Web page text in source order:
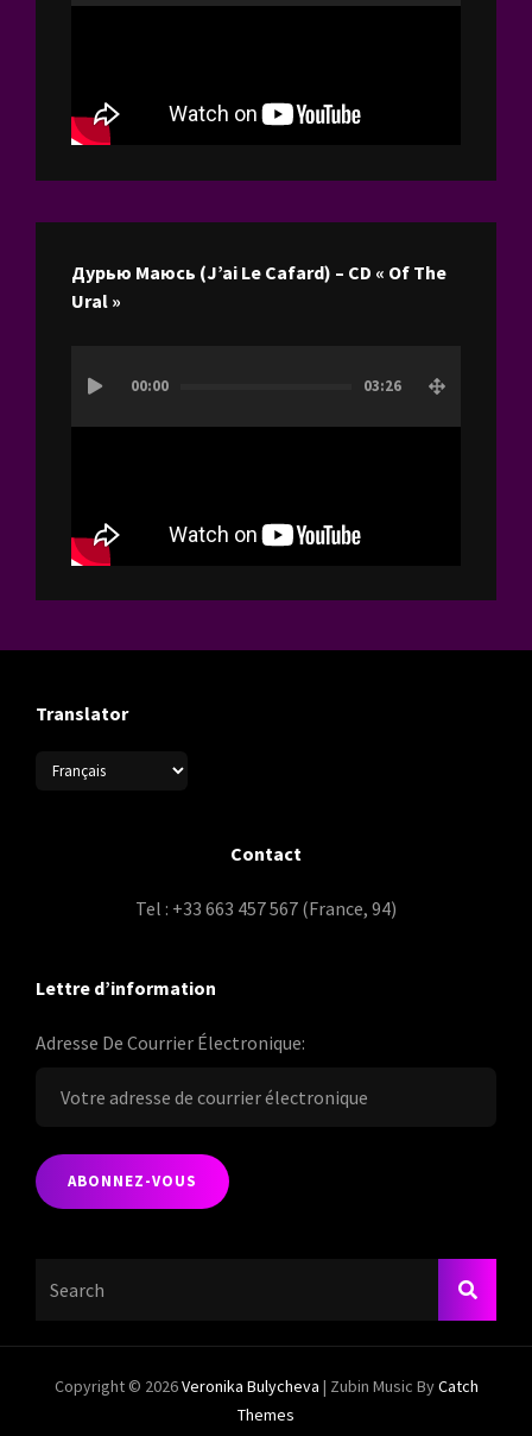
Дурью Маюсь (J’ai Le Cafard) – CD « Of The
Ural »
vidéo
00:00 03:26
Translator
Contact
Tel : +33 663 457 567 (France, 94)
Lettre d’information
Adresse De Courrier Électronique:
Copyright © 2026Veronika Bulycheva | Zubin Music ByCatch
Themes